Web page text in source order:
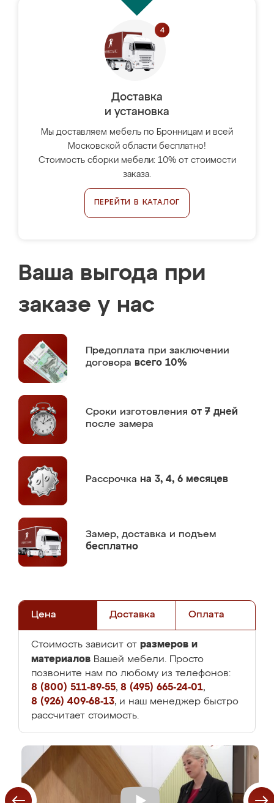
Доставка
и установка
Мы доставляем мебель по Бронницам и всей
Московской области бесплатно!
Стоимость сборки мебели: 10% от стоимости
заказа.
ПЕРЕЙТИ В КАТАЛОГ
Ваша выгода при
заказе у нас
Предоплата при заключении
договора всего 10%
Сроки изготовления от 7 дней
после замера
Рассрочка на 3, 4, 6 месяцев
Замер, доставка и подъем
бесплатно
Цена Доставка Оплата
Стоимость зависит от размеров и
материалов Вашей мебели. Просто
позвоните нам по любому из телефонов:
8 (800) 511-89-55, 8 (495) 665-24-01,
8 (926) 409-68-13, и наш менеджер быстро
рассчитает стоимость.